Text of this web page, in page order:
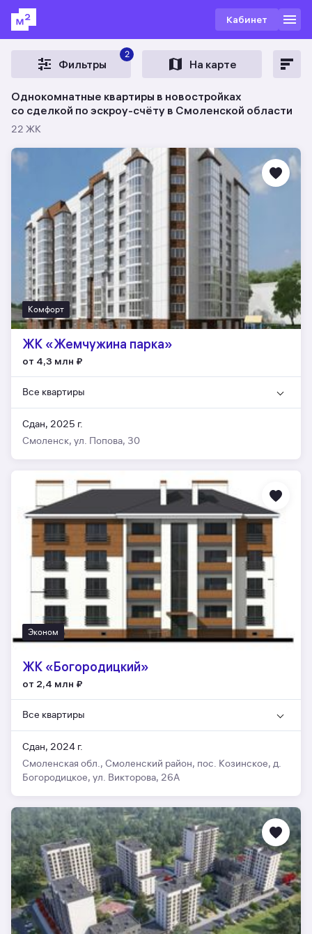
Кабинет
Фильтры
2
На карте
Однокомнатные квартиры в новостройках
со сделкой по эскроу-счёту в Смоленской области
22 ЖК
Комфорт
ЖК «Жемчужина парка»
от 4,3 млн ₽
Все квартиры
Сдан, 2025 г.
Смоленск, ул. Попова, 30
Эконом
ЖК «Богородицкий»
от 2,4 млн ₽
Все квартиры
Сдан, 2024 г.
Смоленская обл., Смоленский район, пос. Козинское, д.
Богородицкое, ул. Викторова, 26А